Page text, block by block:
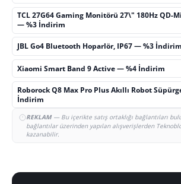
TCL 27G64 Gaming Monitörü 27\" 180Hz QD-
— %3 İndirim
JBL Go4 Bluetooth Hoparlör, IP67 — %3 İndirim
Xiaomi Smart Band 9 Active — %4 İndirim
Roborock Q8 Max Pro Plus Akıllı Robot
İndirim
REKLAM— Bu içerikte satış ortaklığı bağlantıları
bağlantılar üzerinden yapılan alışverişlerden
kazanabilir.